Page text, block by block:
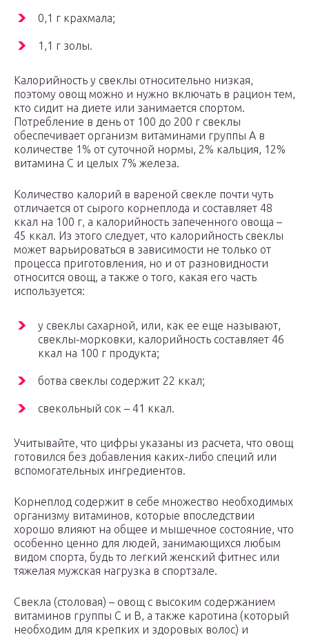
0,1 г крахмала;
1,1 г золы.
Калорийность у свеклы относительно низкая,
поэтому овощ можно и нужно включать в рацион тем,
кто сидит на диете или занимается спортом.
Потребление в день от 100 до 200 г свеклы
обеспечивает организм витаминами группы А в
количестве 1% от суточной нормы, 2% кальция, 12%
витамина С и целых 7% железа.
Количество калорий в вареной свекле почти чуть
отличается от сырого корнеплода и составляет 48
ккал на 100 г, а калорийность запеченного овоща –
45 ккал. Из этого следует, что калорийность свеклы
может варьироваться в зависимости не только от
процесса приготовления, но и от разновидности
относится овощ, а также о того, какая его часть
используется:
у свеклы сахарной, или, как ее еще называют,
свеклы-морковки, калорийность составляет 46
ккал на 100 г продукта;
ботва свеклы содержит 22 ккал;
свекольный сок – 41 ккал.
Учитывайте, что цифры указаны из расчета, что овощ
готовился без добавления каких-либо специй или
вспомогательных ингредиентов.
Корнеплод содержит в себе множество необходимых
организму витаминов, которые впоследствии
хорошо влияют на общее и мышечное состояние, что
особенно ценно для людей, занимающихся любым
видом спорта, будь то легкий женский фитнес или
тяжелая мужская нагрузка в спортзале.
Свекла (столовая) – овощ с высоким содержанием
витаминов группы С и В, а также каротина (который
необходим для крепких и здоровых волос) и